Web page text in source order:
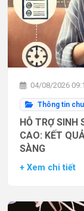
04/08/2026
Thông tin
HỖ TRỢ SINH
CAO: KẾT
SÀNG
+ Xem chi tiết